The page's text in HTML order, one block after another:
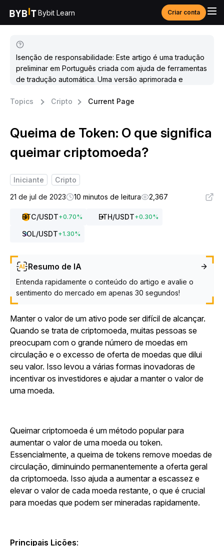
Bybit Learn Criar conta
Isenção de responsabilidade: Este artigo é uma tradução
preliminar em Português criada com ajuda de ferramentas
de tradução automática. Uma versão aprimorada e
Topics
Cripto Current Page
Queima de Token: O que significa
queimar criptomoeda?
Iniciante
Cripto
21 de jul de 2023
10 minutos de leitura 2,367
BTC/USDT+0.70% ETH/USDT+0.30%
SOL/USDT+1.30%
Resumo de IA
Entenda rapidamente o conteúdo do artigo e avalie o
sentimento do mercado em apenas 30 segundos!
Manter o valor de um ativo pode ser difícil de alcançar.
Quando se trata de criptomoeda, muitas pessoas se
preocupam com o grande número de moedas em
circulação e o excesso de oferta de moedas que dilui
seu valor. Isso levou a várias formas inovadoras de
incentivar os investidores e ajudar a manter o valor de
uma moeda.
Queimar criptomoeda é um método popular para
aumentar o valor de uma moeda ou token.
Essencialmente, a queima de tokens remove moedas de
circulação, diminuindo permanentemente a oferta geral
da criptomoeda. Isso ajuda a aumentar a escassez e
elevar o valor de cada moeda restante, o que é crucial
para moedas que podem ser mineradas rapidamente.
Principais Lições: